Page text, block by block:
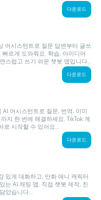
다운로드
어시스턴트로 질문 답변부터 글쓰
빠르게 도와줘요. 학습, 아이디어
스럽고 쓰기 쉬운 챗봇 앱입니다...
다운로드
AI 어시스턴트로 질문, 번역, 이미
지 한 번에 해결하세요. TikTok 계
로 시작할 수 있어요...
다운로드
있게 대화하고, 만화·애니 캐릭터
는 AI 채팅 앱. 직접 챗봇 제작, 친
았습니다...